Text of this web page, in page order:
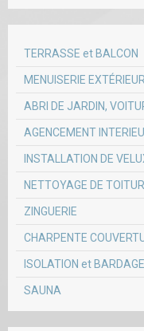
TERRASSE et BALCON
MENUISERIE
ABRI DE JARDIN,
AGENCEMENT
INSTALLATION DE
NETTOYAGE DE
ZINGUERIE
CHARPENTE
ISOLATION et BARDAGE
SAUNA